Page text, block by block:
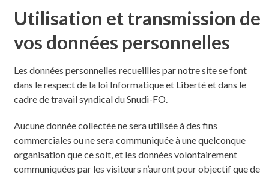
Utilisation et transmission de
vos données personnelles
Les données personnelles recueillies par notre site se font
dans le respect de la loi Informatique et Liberté et dans le
cadre de travail syndical du Snudi-FO.
Aucune donnée collectée ne sera utilisée à des fins
commerciales ou ne sera communiquée à une quelconque
organisation que ce soit, et les données volontairement
communiquées par les visiteurs n’auront pour objectif que de